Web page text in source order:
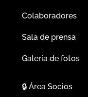
Colaboradores
Sala de prensa
Galería de fotos
🔒Área Socios